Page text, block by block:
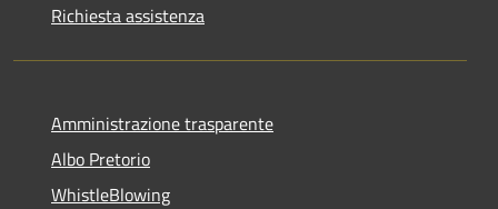
Richiesta assistenza
Amministrazione trasparente
Albo Pretorio
WhistleBlowing